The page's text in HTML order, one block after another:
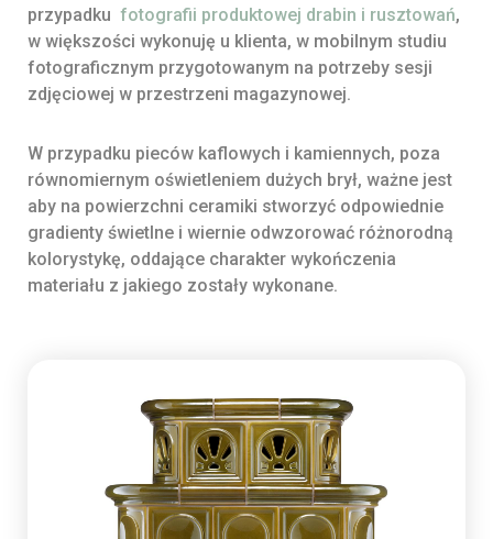
przypadku fotografii produktowej drabin i rusztowań,
w większości wykonuję u klienta, w mobilnym studiu
fotograficznym przygotowanym na potrzeby sesji
zdjęciowej w przestrzeni magazynowej.
W przypadku pieców kaflowych i kamiennych, poza
równomiernym oświetleniem dużych brył, ważne jest
aby na powierzchni ceramiki stworzyć odpowiednie
gradienty świetlne i wiernie odwzorować różnorodną
kolorystykę, oddające charakter wykończenia
materiału z jakiego zostały wykonane.